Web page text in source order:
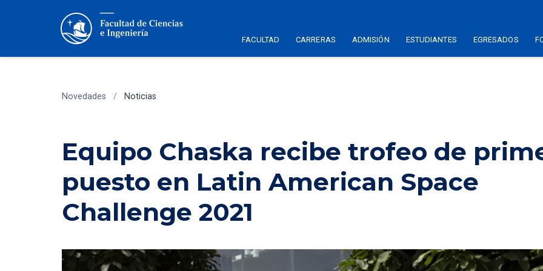
FACULTAD CARRERAS ADMISIÓN ESTUDIANTES EGRESADOS
Novedades / Noticias
Equipo Chaska recibe trofeo de
puesto en Latin American Space
Challenge 2021